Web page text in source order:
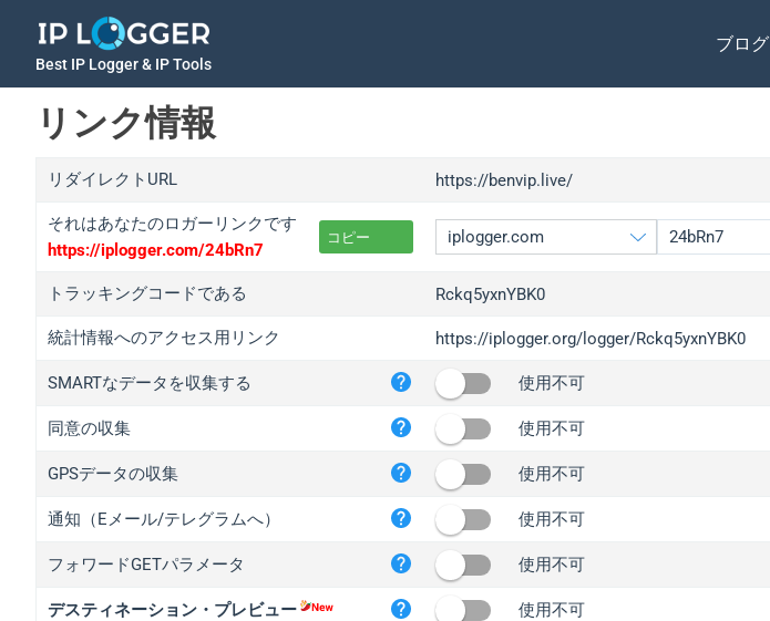
Best IP Logger & IP Tools
ブログ
リンク情報
リダイレクトURL https://benvip.live/
それはあなたのロガーリンクです
https://iplogger.com/24bRn7
コピー
iplogger.org
wl.gl
ed.tc
iplogger.com
iplogger.co
2no.co
トラッキングコードである Rckq5yxnYBK0
統計情報へのアクセス用リンク https://iplogger.org/logger/Rckq5yxnYBK0
SMARTなデータを収集する 使用不可
同意の収集 使用不可
GPSデータの収集 使用不可
通知（Eメール/テレグラムへ） 使用不可
フォワードGETパラメータ 使用不可
デスティネーション・プレビュー 使用不可